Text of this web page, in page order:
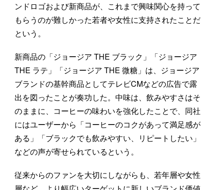
ンドロゴおよび新商品が、これまで興味関心を持って
もらうのが難しかった若者や女性に支持されたことだ
という。
新商品の「ジョージア THE ブラック」「ジョージア
THE ラテ」「ジョージア THE 微糖」は、ジョージア
ブランドの基幹商品としてテレビCMなどの広告で露
出を図ったことが奏功した。中味は、飲みやすさはそ
のままに、コーヒーの味わいを強化したことで、同社
にはユーザーから「コーヒーのコクがあって満足感が
ある」「ブラックでも飲みやすい、リピートしたい」
などの声が寄せられているという。
従来からのファンを大切にしながらも、若年層や女性